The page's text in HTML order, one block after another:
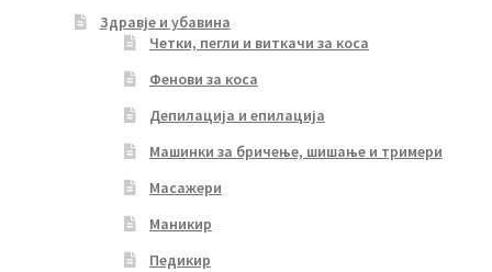
Здравје и убавина
Четки, пегли и виткачи за коса
Фенови за коса
Депилација и епилација
Машинки за бричење, шишање и тримери
Масажери
Маникир
Педикир